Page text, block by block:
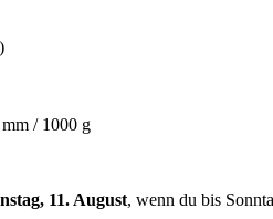
/ 1000 g
11. August, wenn du bis